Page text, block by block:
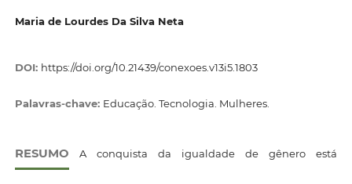
Maria de Lourdes Da Silva Neta
DOI: https://doi.org/10.21439/conexoes.v13i5.1803
Palavras-chave: Educação. Tecnologia. Mulheres.
RESUMO A conquista da igualdade de gênero está